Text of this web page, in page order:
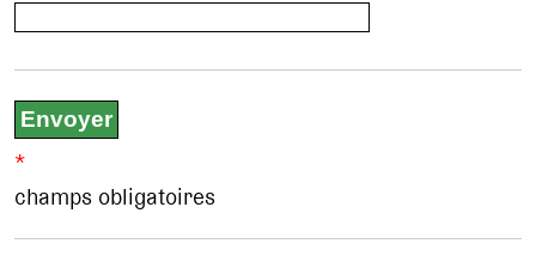
*
champs obligatoires